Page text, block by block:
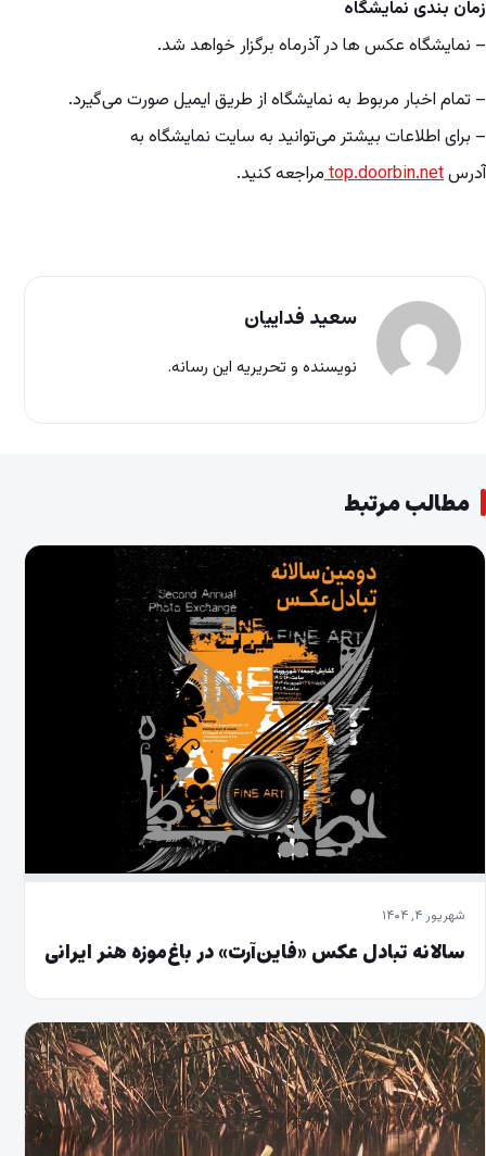
زمان بندی نمایشگاه
– نمایشگاه عکس ها در آذرماه برگزار خواهد شد.
– تمام اخبار مربوط به نمایشگاه از طریق ایمیل صورت می‌گیرد.
– برای اطلاعات بیشتر می‌توانید به سایت نمایشگاه به
آدرسtop.doorbin.net مراجعه کنید.
سعید فداییان
نویسنده و تحریریه این رسانه.
مطالب مرتبط
شهریور ۴, ۱۴۰۴
سالانه تبادل عکس «فاین‌آرت» در باغ‌موزه‌ هنر ایرانی